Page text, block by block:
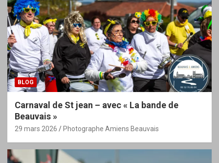
BLOG
Carnaval de St jean – avec « La bande de
Beauvais »
29 mars 2026 Photographe Amiens Beauvais